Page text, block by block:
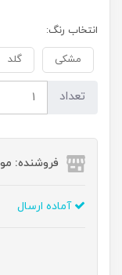
انتخاب رنگ:
مشکی گلد
تعداد
فروشنده:
آماده ارسال